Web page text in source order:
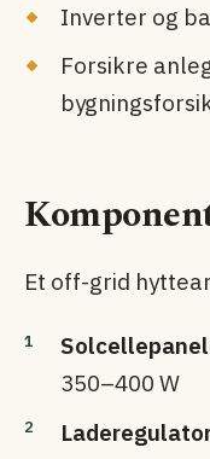
Inverter og
Forsikre
Et off-grid
350–400 W